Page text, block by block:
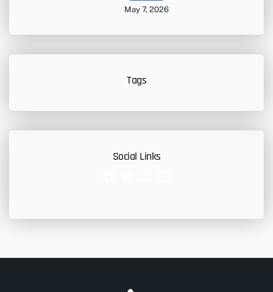
May 7, 2026
Tags
Social Links